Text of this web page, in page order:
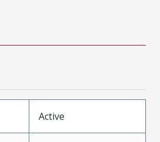
Active